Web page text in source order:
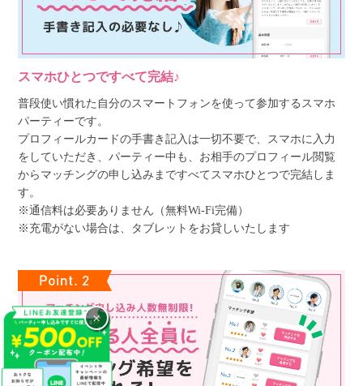
スマホひとつですべて完結♪
普段使い慣れた自分のスマートフォンを使って参加するスマホ
パーティーです。
プロフィールカードの手書き記入は一切不要で、スマホに入力
をしていただき、パーティー中も、お相手のプロフィール閲覧
からマッチングの申し込みまですべてスマホひとつで完結しま
す。
※通信料は必要ありません（無料Wi-Fi完備）
※充電がない場合は、タブレットをお貸しいたします
×